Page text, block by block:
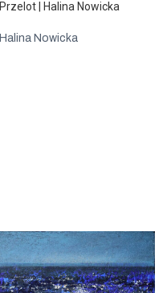
Przelot | Halina Nowicka
Halina Nowicka